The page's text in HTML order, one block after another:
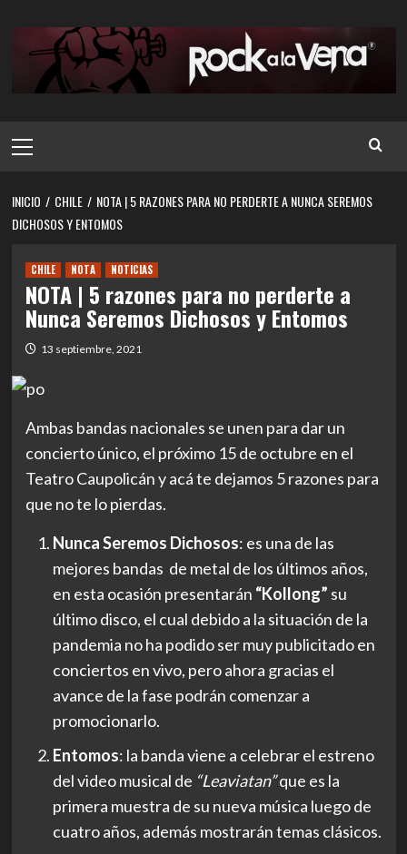
contenido
principal
INICIO CHILE
NOTA | 5 RAZONES PARA NO PERDERTE A NUNCA SEREMOS
DICHOSOS Y ENTOMOS
CHILE NOTA NOTICIAS
NOTA | 5 razones para no perderte a
Nunca Seremos Dichosos y Entomos
13 septiembre, 2021
Ambas bandas nacionales se unen para dar un
concierto único, el próximo 15 de octubre en el
Teatro Caupolicán y acá te dejamos 5 razones para
que no te lo pierdas.
Nunca Seremos Dichosos: es una de las
mejores bandas de metal de los últimos años,
en esta ocasión presentarán “Kollong” su
último disco, el cual debido a la situación de la
pandemia no ha podido ser muy publicitado en
conciertos en vivo, pero ahora gracias el
avance de la fase podrán comenzar a
promocionarlo.
Entomos: la banda viene a celebrar el estreno
del video musical de “Leaviatan”que es la
primera muestra de su nueva música luego de
cuatro años, además mostrarán temas clásicos.